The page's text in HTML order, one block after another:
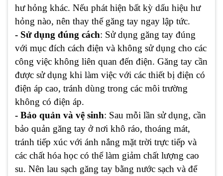
hư hỏng khác. Nếu phát hiện bất kỳ dấu hiệu hư
hỏng nào, nên thay thế găng tay ngay lập tức.
- Sử dụng đúng cách: Sử dụng găng tay đúng
với mục đích cách điện và không sử dụng cho các
công việc không liên quan đến điện. Găng tay cần
được sử dụng khi làm việc với các thiết bị điện có
điện áp cao, tránh dùng trong các môi trường
không có điện áp.
- Bảo quản và vệ sinh: Sau mỗi lần sử dụng, cần
bảo quản găng tay ở nơi khô ráo, thoáng mát,
tránh tiếp xúc với ánh nắng mặt trời trực tiếp và
các chất hóa học có thể làm giảm chất lượng cao
su. Nên lau sạch găng tay bằng nước sạch và để